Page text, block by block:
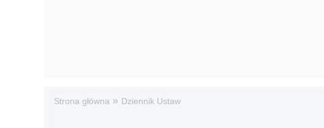
Strona główna » Dziennik Ustaw